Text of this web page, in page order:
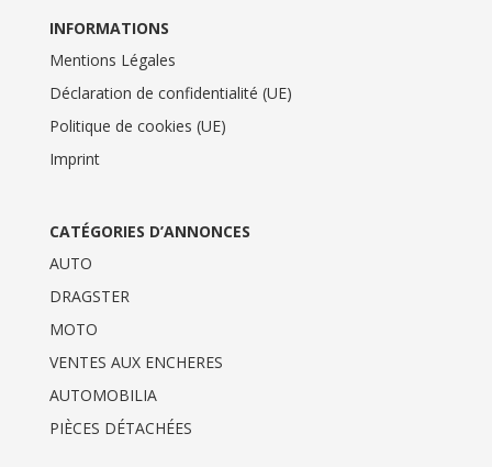
INFORMATIONS
Mentions Légales
Déclaration de confidentialité (UE)
Politique de cookies (UE)
Imprint
CATÉGORIES D’ANNONCES
AUTO
DRAGSTER
MOTO
VENTES AUX ENCHERES
AUTOMOBILIA
PIÈCES DÉTACHÉES